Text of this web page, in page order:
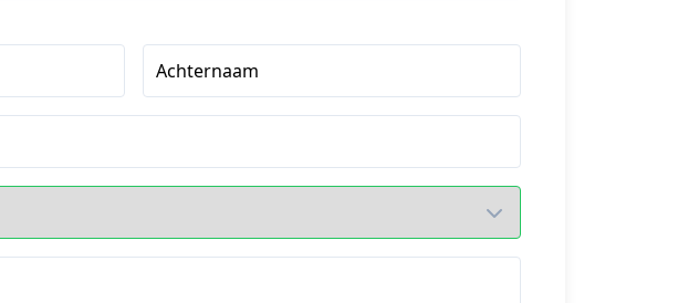
Achternaam